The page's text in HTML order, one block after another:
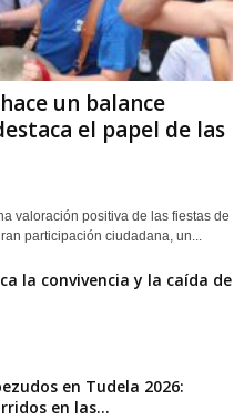
un balance
el papel de las
valoración positiva de las fiestas de
participación ciudadana, un...
la convivencia y la caída de
en Tudela 2026:
en las...